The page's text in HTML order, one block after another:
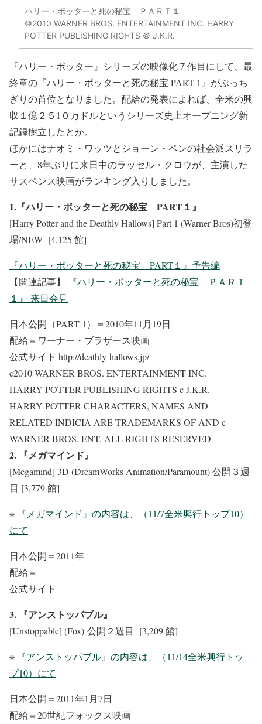
ハリー・ポッターと死の秘宝 ＰＡＲＴ１
©2010 WARNER BROS. ENTERTAINMENT INC. HARRY
POTTER PUBLISHING RIGHTS © J.K.R.
『ハリー・ポッター』シリーズの映像化７作目にして、最
終章の『ハリー・ポッターと死の秘宝 PART 1』がぶっち
ぎりの首位となりました。配給の発表によれば、全米の興
収１億２５1０万ドルというシリーズ史上オープニング新
記録樹立したとか。
ほかにはナオミ・ワッツとショーン・ペンの社会派スリラ
ーと、8年ぶりに来日中のラッセル・クロウが、主演した
サスペンス映画がランキング入りしました。
1.『ハリー・ポッターと死の秘宝 PART１』
[Harry Potter and the Deathly Hallows] Part 1 (Warner Bros)初登
場/NEW [4,125 館]
『ハリー・ポッターと死の秘宝 PART１』予告編
【関連記事】
『ハリー・ポッターと死の秘宝 ＰＡＲＴ
１』 来日会見
日本公開（PART 1）＝2010年11月19日
配給＝ワーナー・ブラザース映画
公式サイト http://deathly-hallows.jp/
c2010 WARNER BROS. ENTERTAINMENT INC.
HARRY POTTER PUBLISHING RIGHTS c J.K.R.
HARRY POTTER CHARACTERS, NAMES AND
RELATED INDICIA ARE TRADEMARKS OF AND c
WARNER BROS. ENT. ALL RIGHTS RESERVED
2. 『メガマインド』
[Megamind] 3D (DreamWorks Animation/Paramount) 公開３週
目 [3,779 館]
※ 『メガマインド』の内容は、（11/7全米興行トップ10）
にて
日本公開＝2011年
配給＝
公式サイト
3. 『アンストッパブル』
[Unstoppable] (Fox) 公開２週目 [3,209 館]
※ 『アンストッパブル』の内容は、（11/14全米興行トッ
プ10）にて
日本公開＝2011年1月7日
配給＝20世紀フォックス映画